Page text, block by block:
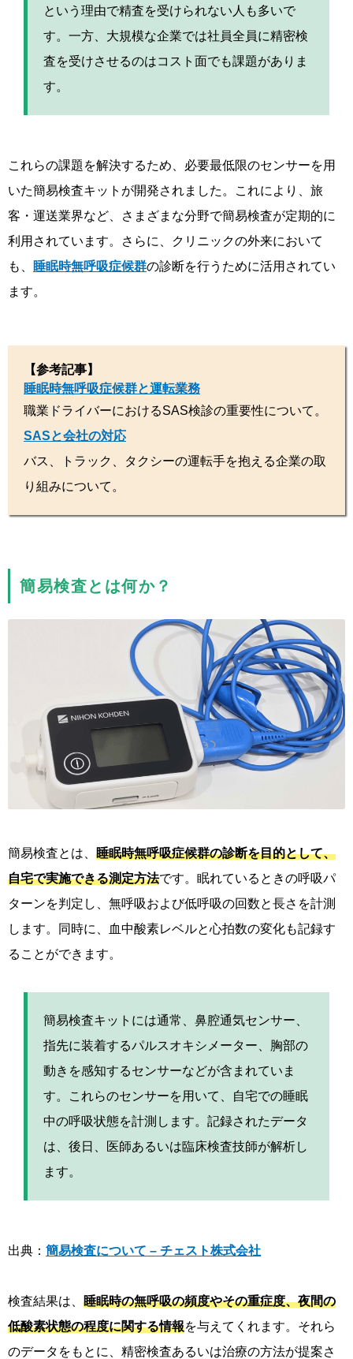
という理由で精査を受けられない人も多いで
す。一方、大規模な企業では社員全員に精密検
査を受けさせるのはコスト面でも課題がありま
す。
これらの課題を解決するため、必要最低限のセンサーを用
いた簡易検査キットが開発されました。これにより、旅
客・運送業界など、さまざまな分野で簡易検査が定期的に
利用されています。さらに、クリニックの外来において
も、
睡眠時無呼吸症候群の診断を行うために活用されてい
ます。
【参考記事】
睡眠時無呼吸症候群と運転業務
職業ドライバーにおけるSAS検診の重要性について。
SASと会社の対応
バス、トラック、タクシーの運転手を抱える企業の取
り組みについて。
簡易検査とは何か？
簡易検査とは、 睡眠時無呼吸症候群の診断を目的として、
自宅で実施できる測定方法です。眠れているときの呼吸パ
ターンを判定し、無呼吸および低呼吸の回数と長さを計測
します。同時に、血中酸素レベルと心拍数の変化も記録す
ることができます。
簡易検査キットには通常、鼻腔通気センサー、
指先に装着するパルスオキシメーター、胸部の
動きを感知するセンサーなどが含まれていま
す。これらのセンサーを用いて、自宅での睡眠
中の呼吸状態を計測します。記録されたデータ
は、後日、医師あるいは臨床検査技師が解析し
ます。
出典： 簡易検査について – チェスト株式会社
検査結果は、 睡眠時の無呼吸の頻度やその重症度、夜間の
低酸素状態の程度に関する情報を与えてくれます。それら
のデータをもとに、精密検査あるいは治療の方法が提案さ